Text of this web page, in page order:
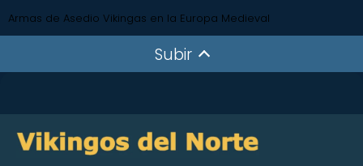
Armas de Asedio Vikingas en la Europa Medieval
Subir